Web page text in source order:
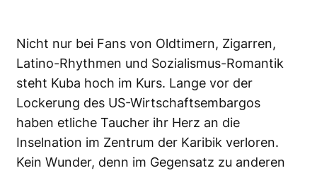
Nicht nur bei Fans von Oldtimern, Zigarren,
Latino-Rhythmen und Sozialismus-Romantik
steht Kuba hoch im Kurs. Lange vor der
Lockerung des US-Wirtschaftsembargos
haben etliche Taucher ihr Herz an die
Inselnation im Zentrum der Karibik verloren.
Kein Wunder, denn im Gegensatz zu anderen